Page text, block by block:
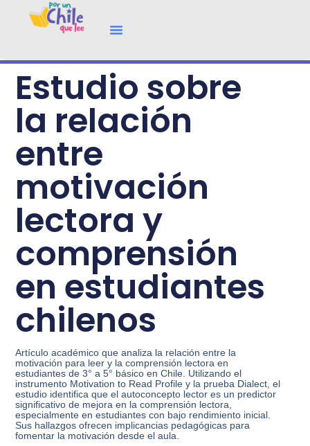
Estudio sobre
la relación
entre
motivación
lectora y
comprensión
en estudiantes
chilenos
Artículo académico que analiza la relación entre la
motivación para leer y la comprensión lectora en
estudiantes de 3° a 5° básico en Chile. Utilizando el
instrumento Motivation to Read Profile y la prueba Dialect, el
estudio identifica que el autoconcepto lector es un predictor
significativo de mejora en la comprensión lectora,
especialmente en estudiantes con bajo rendimiento inicial.
Sus hallazgos ofrecen implicancias pedagógicas para
fomentar la motivación desde el aula.